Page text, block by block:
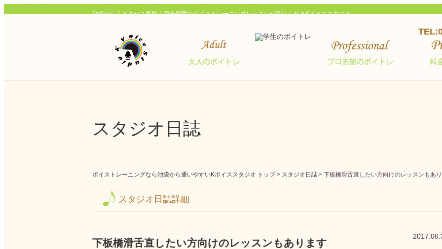
池袋からもアクセス良好！完全個室でボイストレーニングレッスンが受けられるKボイススタジオ
TEL:
スタジオ日誌
ボイストレーニングなら池袋から通いやすいKボイススタジオ トップ > スタジオ日誌 > 下板橋滑舌直したい方向けのレッスンもあ
スタジオ日誌詳細
下板橋滑舌直したい方向けのレッスンもあります